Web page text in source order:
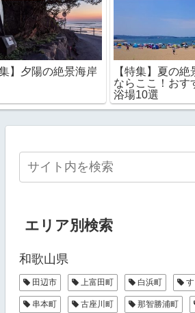
集】夕陽の絶景海岸
【特集】夏の絶
ならここ！おす
浴場10選
エリア別検索
和歌山県
田辺市 上富田町 白浜町
串本町 古座川町 那智勝浦町